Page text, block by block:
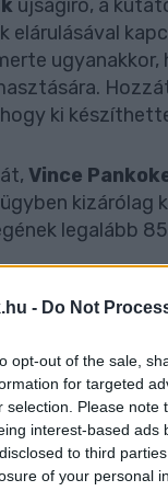
- Do Not
opt-out of the sale,
for targeted
selection. Please
interest-based ads
to third
of your personal
újságíró, a
elárulásával
ki
Vince
legalább
Hollandiát is
amíg fel
belseni
meg.
világörökség